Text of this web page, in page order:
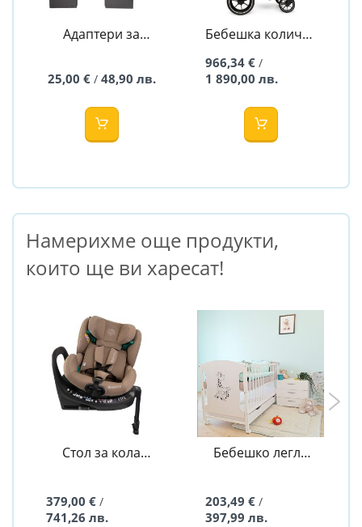
Адаптери за
Мuuvo
25,00 €/ 48,90 лв.
Бебешка количка
Beige - Muuvo
966,34 € /
1 890,00 лв.
Намерихме още продукти,
които ще ви харесат!
Стол за кола
Sorino
379,00 € /
741,26 лв.
Бебешко легло
203,49 € /
397,99 лв.